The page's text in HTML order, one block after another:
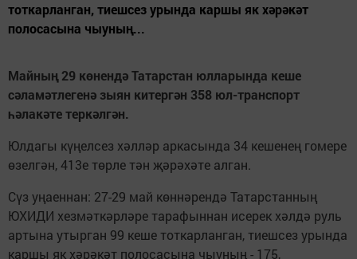
тоткарланган, тиешсез урында каршы як хәрәкәт
полосасына чыуның...
Майның 29 көнендә Татарстан юлларында кеше
сәламәтлегенә зыян китергән 358 юл-транспорт
һәлакәте теркәлгән.
Юлдагы күңелсез хәлләр аркасында 34 кешенең гомере
өзелгән, 413е төрле тән җәрәхәте алган.
Сүз уңаеннан: 27-29 май көннәрендә Татарстанның
ЮХИДИ хезмәткәрләре тарафыннан исерек хәлдә руль
артына утырган 99 кеше тоткарланган, тиешсез урында
каршы як хәрәкәт полосасына чыуның - 175,